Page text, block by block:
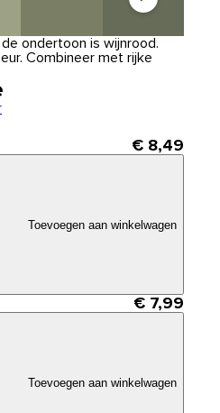
ondertoon is wijnrood.
Combineer met rijke
€ 8,49
Toevoegen aan winkelwagen
€ 7,99
Toevoegen aan winkelwagen